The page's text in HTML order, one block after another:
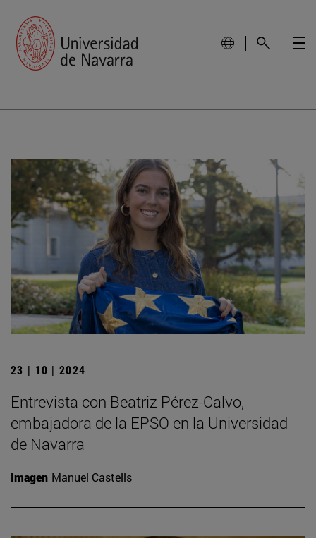
23 | 10 | 2024
Entrevista con Beatriz Pérez-Calvo,
embajadora de la EPSO en la Universidad
de Navarra
Imagen Manuel Castells